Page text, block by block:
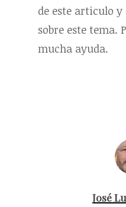
de este articulo
sobre este tema.
mucha ayuda.
José